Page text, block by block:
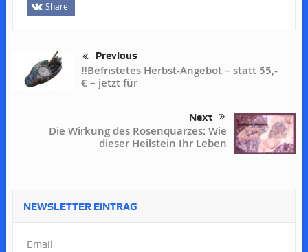
Share
Previous
‼️Befristetes Herbst-Angebot – statt 55,-
€ – jetzt für
Next
Die Wirkung des Rosenquarzes: Wie
dieser Heilstein Ihr Leben
NEWSLETTER EINTRAG
Email